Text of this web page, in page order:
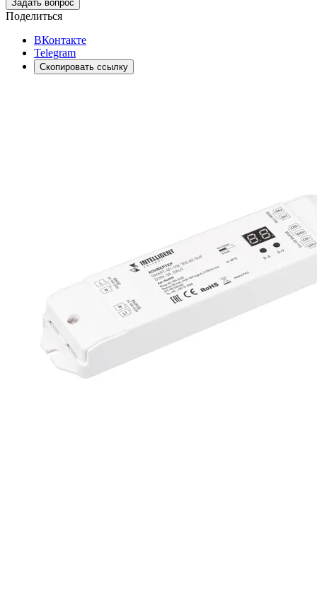
Задать вопрос
Поделиться
ВКонтакте
Telegram
Скопировать ссылку